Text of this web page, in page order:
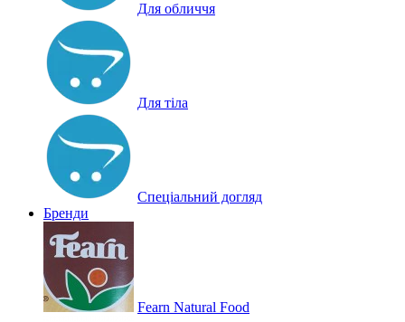
Для обличчя
Для тіла
Спеціальний догляд
Бренди
Fearn Natural Food